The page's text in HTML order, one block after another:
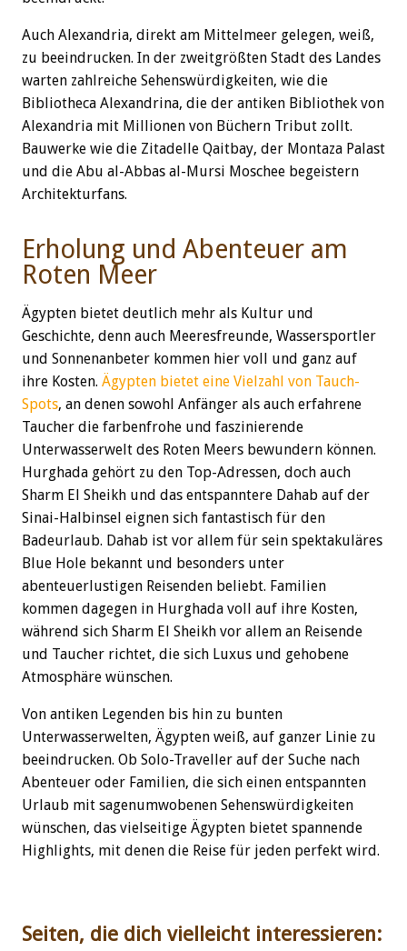
Auch Alexandria, direkt am Mittelmeer gelegen, weiß,
zu beeindrucken. In der zweitgrößten Stadt des Landes
warten zahlreiche Sehenswürdigkeiten, wie die
Bibliotheca Alexandrina, die der antiken Bibliothek von
Alexandria mit Millionen von Büchern Tribut zollt.
Bauwerke wie die Zitadelle Qaitbay, der Montaza Palast
und die Abu al-Abbas al-Mursi Moschee begeistern
Architekturfans.
Erholung und Abenteuer am
Roten Meer
Ägypten bietet deutlich mehr als Kultur und
Geschichte, denn auch Meeresfreunde, Wassersportler
und Sonnenanbeter kommen hier voll und ganz auf
ihre Kosten. Ägypten bietet eine Vielzahl von Tauch-
Spots, an denen sowohl Anfänger als auch erfahrene
Taucher die farbenfrohe und faszinierende
Unterwasserwelt des Roten Meers bewundern können.
Hurghada gehört zu den Top-Adressen, doch auch
Sharm El Sheikh und das entspanntere Dahab auf der
Sinai-Halbinsel eignen sich fantastisch für den
Badeurlaub. Dahab ist vor allem für sein spektakuläres
Blue Hole bekannt und besonders unter
abenteuerlustigen Reisenden beliebt. Familien
kommen dagegen in Hurghada voll auf ihre Kosten,
während sich Sharm El Sheikh vor allem an Reisende
und Taucher richtet, die sich Luxus und gehobene
Atmosphäre wünschen.
Von antiken Legenden bis hin zu bunten
Unterwasserwelten, Ägypten weiß, auf ganzer Linie zu
beeindrucken. Ob Solo-Traveller auf der Suche nach
Abenteuer oder Familien, die sich einen entspannten
Urlaub mit sagenumwobenen Sehenswürdigkeiten
wünschen, das vielseitige Ägypten bietet spannende
Highlights, mit denen die Reise für jeden perfekt wird.
Seiten, die dich vielleicht interessieren: